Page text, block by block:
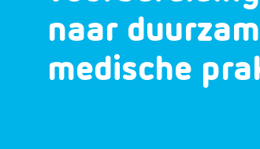
naar
medische